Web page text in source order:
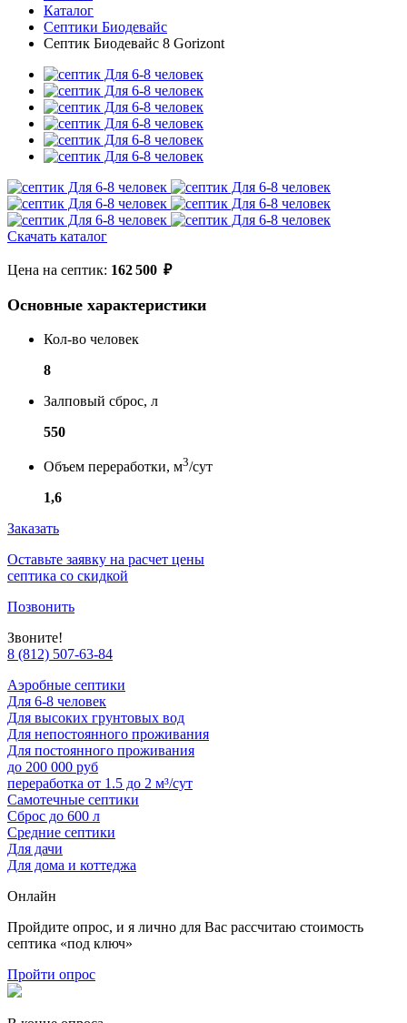
Каталог
Септики Биодевайс
Септик Биодевайс 8 Gorizont
Скачать каталог
Цена на септик: 162 500 ₽
Основные характеристики
Кол-во человек
8
Залповый сброс, л
550
Объем переработки, м3/сут
1,6
Заказать
Оставьте заявку на расчет цены
септика со скидкой
Позвонить
Звоните!
8 (812) 507-63-84
Аэробные септики
Для 6-8 человек
Для высоких грунтовых вод
Для непостоянного проживания
Для постоянного проживания
до 200 000 руб
переработка от 1.5 до 2 м³/сут
Самотечные септики
Сброс до 600 л
Средние септики
Для дачи
Для дома и коттеджа
Онлайн
Пройдите опрос, и я лично для Вас рассчитаю стоимость
септика «под ключ»
Пройти опрос